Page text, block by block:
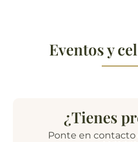
Eventos y
¿Tienes
Ponte en contacto